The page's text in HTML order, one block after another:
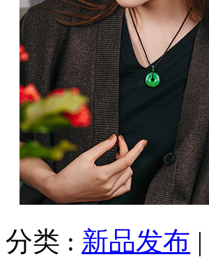
分类 : 新品发布 |